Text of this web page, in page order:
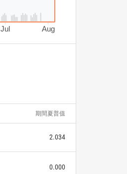
Jul Aug
期間夏普值
2.034
0.000